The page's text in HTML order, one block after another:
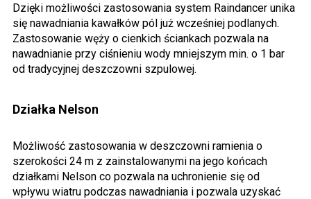
Dzięki możliwości zastosowania system Raindancer unika
się nawadniania kawałków pól już wcześniej podlanych.
Zastosowanie węży o cienkich ściankach pozwala na
nawadnianie przy ciśnieniu wody mniejszym min. o 1 bar
od tradycyjnej deszczowni szpulowej.
Działka Nelson
Możliwość zastosowania w deszczowni ramienia o
szerokości 24 m z zainstalowanymi na jego końcach
działkami Nelson co pozwala na uchronienie się od
wpływu wiatru podczas nawadniania i pozwala uzyskać